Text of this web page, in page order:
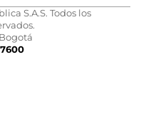
S.A.S. Todos los
Bogotá